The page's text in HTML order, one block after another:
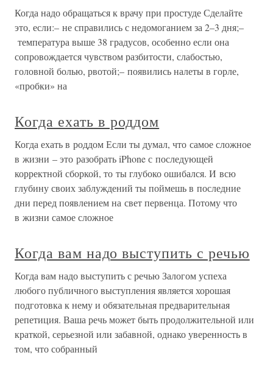
Когда надо обращаться к врачу при простуде Сделайте
это, если:– не справились с недомоганием за 2–3 дня;–
температура выше 38 градусов, особенно если она
сопровождается чувством разбитости, слабостью,
головной болью, рвотой;– появились налеты в горле,
«пробки» на
Когда ехать в роддом
Когда ехать в роддом Если ты думал, что самое сложное
в жизни – это разобрать iPhone с последующей
корректной сборкой, то ты глубоко ошибался. И всю
глубину своих заблуждений ты поймешь в последние
дни перед появлением на свет первенца. Потому что
в жизни самое сложное
Когда вам надо выступить с речью
Когда вам надо выступить с речью Залогом успеха
любого публичного выступления является хорошая
подготовка к нему и обязательная предварительная
репетиция. Ваша речь может быть продолжительной или
краткой, серьезной или забавной, однако уверенность в
том, что собранный